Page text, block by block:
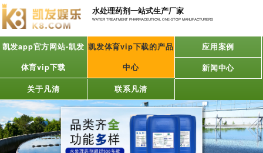
水处理药剂一站式生产厂家
WATER TREATMENT PHARMACEUTICAL ONE-STOP MANUFACTURERS
凯发app官方网站-凯发
体育vip下载
凯发体育vip下载的产品
中心
应用案例
新闻中心
关于凡清
联系凡清